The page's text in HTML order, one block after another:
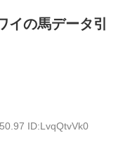
イの馬データ引
ID:LvqQtvVk0